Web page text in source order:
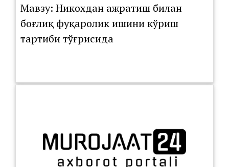
Мавзу: Никохдан ажратиш билан
боғлиқ фуқаролик ишини кўриш
тартиби тўғрисида